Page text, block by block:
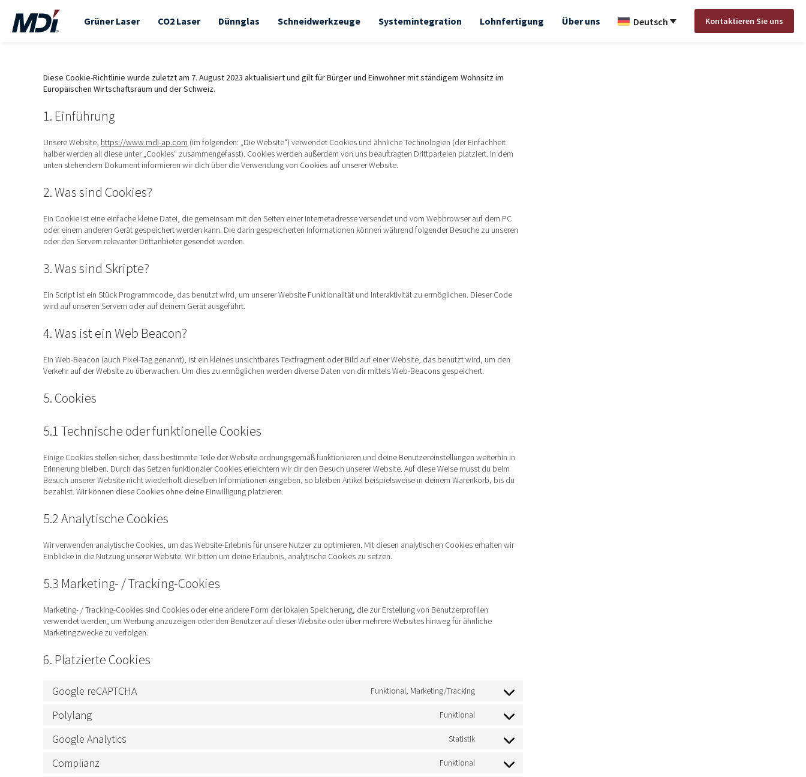
Grüner Laser CO2 Laser Dünnglas Schneidwerkzeuge Systemintegration Lohnfertigung Über uns Deutsch Kontaktieren Sie uns
Diese Cookie-Richtlinie wurde zuletzt am 7. August 2023 aktualisiert und gilt für Bürger und Einwohner mit ständigem Wohnsitz im
Europäischen Wirtschaftsraum und der Schweiz.
1. Einführung
Unsere Website, https://www.mdi-ap.com (im folgenden: „Die Website“) verwendet Cookies und ähnliche Technologien (der Einfachheit
halber werden all diese unter „Cookies“ zusammengefasst). Cookies werden außerdem von uns beauftragten Drittparteien platziert. In dem
unten stehendem Dokument informieren wir dich über die Verwendung von Cookies auf unserer Website.
2. Was sind Cookies?
Ein Cookie ist eine einfache kleine Datei, die gemeinsam mit den Seiten einer Internetadresse versendet und vom Webbrowser auf dem PC
oder einem anderen Gerät gespeichert werden kann. Die darin gespeicherten Informationen können während folgender Besuche zu unseren
oder den Servern relevanter Drittanbieter gesendet werden.
3. Was sind Skripte?
Ein Script ist ein Stück Programmcode, das benutzt wird, um unserer Website Funktionalität und Interaktivität zu ermöglichen. Dieser Code
wird auf unseren Servern oder auf deinem Gerät ausgeführt.
4. Was ist ein Web Beacon?
Ein Web-Beacon (auch Pixel-Tag genannt), ist ein kleines unsichtbares Textfragment oder Bild auf einer Website, das benutzt wird, um den
Verkehr auf der Website zu überwachen. Um dies zu ermöglichen werden diverse Daten von dir mittels Web-Beacons gespeichert.
5. Cookies
5.1 Technische oder funktionelle Cookies
Einige Cookies stellen sicher, dass bestimmte Teile der Website ordnungsgemäß funktionieren und deine Benutzereinstellungen weiterhin in
Erinnerung bleiben. Durch das Setzen funktionaler Cookies erleichtern wir dir den Besuch unserer Website. Auf diese Weise musst du beim
Besuch unserer Website nicht wiederholt dieselben Informationen eingeben, so bleiben Artikel beispielsweise in deinem Warenkorb, bis du
bezahlst. Wir können diese Cookies ohne deine Einwilligung platzieren.
5.2 Analytische Cookies
Wir verwenden analytische Cookies, um das Website-Erlebnis für unsere Nutzer zu optimieren. Mit diesen analytischen Cookies erhalten wir
Einblicke in die Nutzung unserer Website. Wir bitten um deine Erlaubnis, analytische Cookies zu setzen.
5.3 Marketing- / Tracking-Cookies
Marketing- / Tracking-Cookies sind Cookies oder eine andere Form der lokalen Speicherung, die zur Erstellung von Benutzerprofilen
verwendet werden, um Werbung anzuzeigen oder den Benutzer auf dieser Website oder über mehrere Websites hinweg für ähnliche
Marketingzwecke zu verfolgen.
6. Platzierte Cookies
Google reCAPTCHA Funktional, Marketing/Tracking
Consent
service
Polylang Funktional
Consent
service
Google Analytics Statistik
Consent
service
Complianz Funktional
Consent